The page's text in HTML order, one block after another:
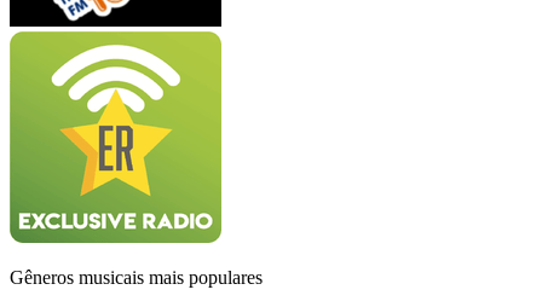
Gêneros musicais mais populares